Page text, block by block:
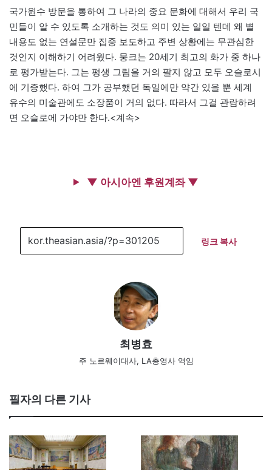
국가원수 방문을 통하여 그 나라의 중요 문화에 대해서 우리 국
민들이 알 수 있도록 소개하는 것도 의미 있는 일일 텐데 왜 별
내용도 없는 연설문만 집중 보도하고 주변 상황에는 무관심한
것인지 이해하기 어려웠다. 뭉크는 20세기 최고의 화가 중 하나
로 평가받는다. 그는 평생 그림을 거의 팔지 않고 모두 오슬로시
에 기증했다. 하여 그가 공부했던 독일에만 약간 있을 뿐 세계
유수의 미술관에도 소장품이 거의 없다. 따라서 그걸 관람하려
면 오슬로에 가야만 한다.<계속>
▼ 아시아엔 후원계좌 ▼
링크 복사
최병효
주 노르웨이대사, LA총영사 역임
필자의 다른 기사